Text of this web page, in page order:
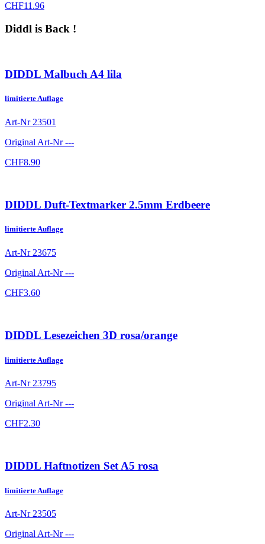
CHF11.96
Diddl is Back !
DIDDL Malbuch A4 lila
limitierte Auflage
Art-Nr 23501
Original Art-Nr---
CHF8.90
DIDDL Duft-Textmarker 2.5mm Erdbeere
limitierte Auflage
Art-Nr 23675
Original Art-Nr---
CHF3.60
DIDDL Lesezeichen 3D rosa/orange
limitierte Auflage
Art-Nr 23795
Original Art-Nr---
CHF2.30
DIDDL Haftnotizen Set A5 rosa
limitierte Auflage
Art-Nr 23505
Original Art-Nr---